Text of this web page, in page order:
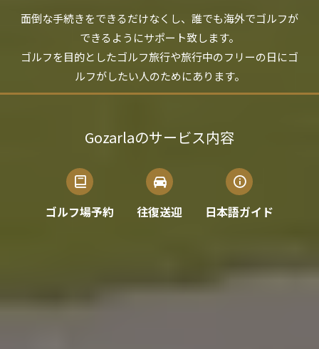
面倒な手続きをできるだけなくし、誰でも海外でゴルフが
できるようにサポート致します。
ゴルフを目的としたゴルフ旅行や旅行中のフリーの日にゴ
ルフがしたい人のためにあります。
Gozarlaのサービス内容
ゴルフ場予約 往復送迎 日本語ガイド